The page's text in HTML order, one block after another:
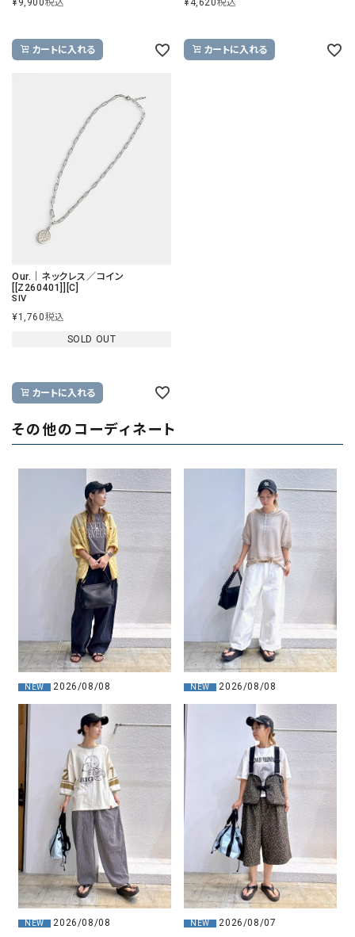
¥ 9,900税込
カートに入れる
¥ 4,620税込
カートに入れる
Our.｜ネックレス／コイン
[[Z260401]][C]
SIV
¥1,760税込
SOLD OUT
カートに入れる
その他のコーディネート
NEW 2026/08/08 NEW 2026/08/08
NEW 2026/08/08 NEW 2026/08/07